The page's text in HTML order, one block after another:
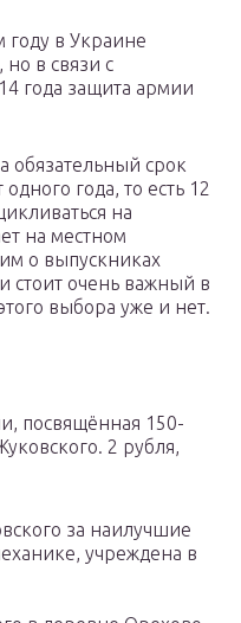
в Украине
в связи с
года защита армии
обязательный срок
года, то есть 12
на
на местном
о выпускниках
стоит очень важный в
выбора уже и нет.
посвящённая 150-
2 рубля,
за наилучшие
учреждена в